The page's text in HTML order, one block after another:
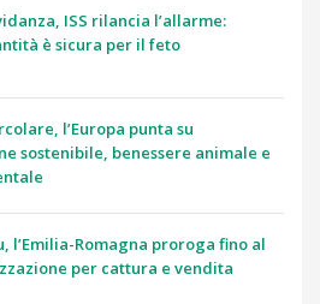
ISS rilancia l’allarme:
è sicura per il feto
l’Europa punta su
sostenibile, benessere animale e
l’Emilia-Romagna proroga fino al
per cattura e vendita